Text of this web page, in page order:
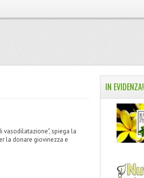
vasodilatazione", spiega la
la donare giovinezza e
IN EVIDENZA!